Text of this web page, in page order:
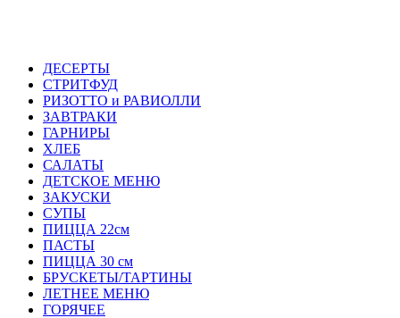
ДЕСЕРТЫ
СТРИТФУД
РИЗОТТО и РАВИОЛЛИ
ЗАВТРАКИ
ГАРНИРЫ
ХЛЕБ
САЛАТЫ
ДЕТСКОЕ МЕНЮ
ЗАКУСКИ
СУПЫ
ПИЦЦА 22см
ПАСТЫ
ПИЦЦА 30 см
БРУСКЕТЫ/ТАРТИНЫ
ЛЕТНЕЕ МЕНЮ
ГОРЯЧЕЕ